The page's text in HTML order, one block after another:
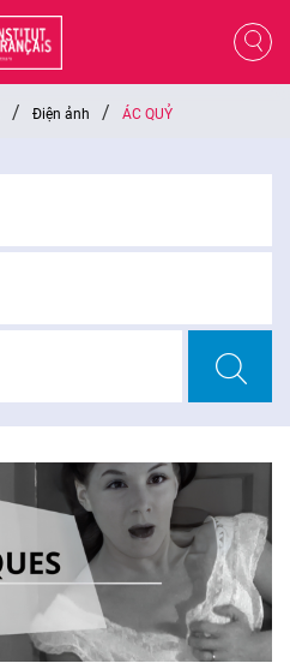
VI
FR
/ Điện ảnh / ÁC QUỶ